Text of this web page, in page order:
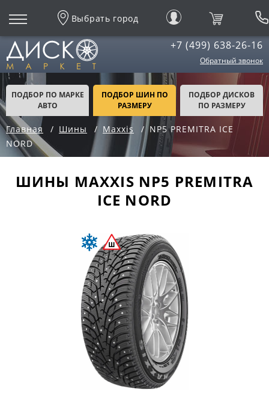
Выбрать город
+7 (499) 638-26-16
Обратный звонок
ПОДБОР ПО МАРКЕ
АВТО
ПОДБОР ШИН ПО
РАЗМЕРУ
ПОДБОР ДИСКОВ
ПО РАЗМЕРУ
Главная Шины Maxxis
NP5 PREMITRA ICE
NORD
ШИНЫ MAXXIS NP5 PREMITRA
ICE NORD